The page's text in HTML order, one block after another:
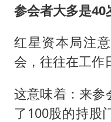
参会者大多是40
红星资本局注
会，往往在工作
这意味着：来参
了100股的持股